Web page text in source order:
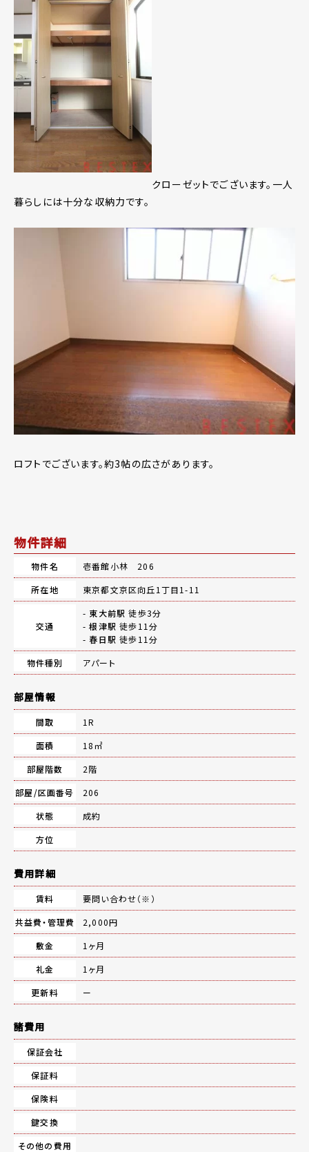
クローゼットでございます。一人
暮らしには十分な収納力です。
ロフトでございます。約3帖の広さがあります。
物件詳細
物件名
壱番館小林 206
所在地
東京都文京区向丘1丁目1-11
交通
- 東大前駅 徒歩3分
-根津駅 徒歩11分
- 春日駅 徒歩11分
物件種別
アパート
部屋情報
間取
1R
面積
18㎡
部屋階数
2階
部屋/区画番号
206
状態
成約
方位
費用詳細
賃料
要問い合わせ（※）
共益費・管理費
2,000円
敷金
1ヶ月
礼金
1ヶ月
更新料
ー
諸費用
保証会社
保証料
保険料
鍵交換
その他の費用